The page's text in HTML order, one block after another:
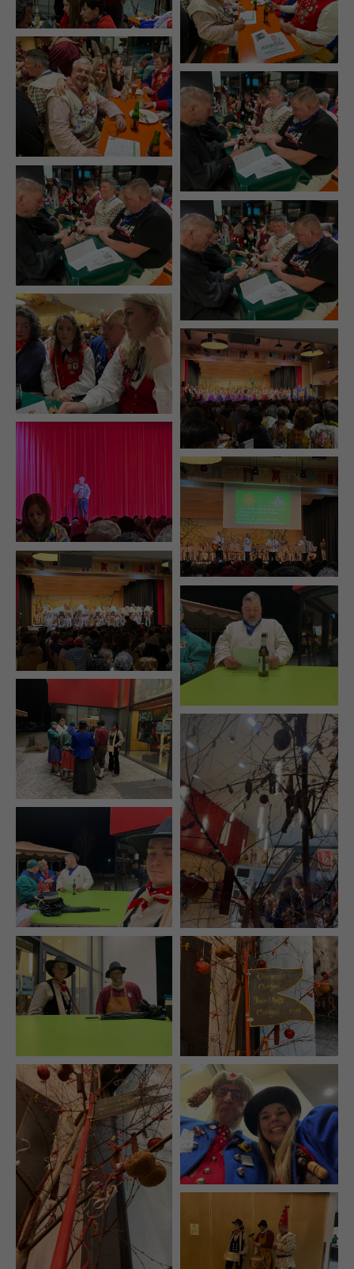
adipiscing elit.
Aenean commodo ligula eget dolor. Aenean
massa. Cum sociis natoque penatibus et magnis
dis parturient montes, nascetur ridiculus mus.
Donec quam felis, ultricies nec.